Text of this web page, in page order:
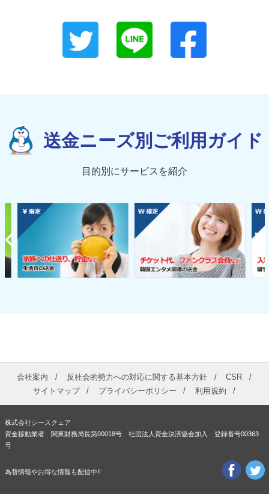
送金ニーズ別ご利用ガイド
目的別にサービスを紹介
会社案内 反社会的勢力への対応に関する基本方針
CSR
サイトマップ
プライバシーポリシー 利用規約
株式会社シースクェア
資金移動業者 関東財務局長第00018号 社団法人資金決済協会加入 登録番号00363
号
為替情報やお得な情報も配信中!!